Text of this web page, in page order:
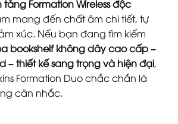
Formation Wireless độc
mang đến chất âm chi tiết, tự
xúc. Nếu bạn đang tìm kiếm
bookshelf không dây cao cấp –
– thiết kế sang trọng và hiện đại,
Formation Duo chắc chắn là
cân nhắc.